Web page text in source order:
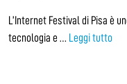
L’Internet Festival di Pisa è
tecnologia e … Leggi tutto